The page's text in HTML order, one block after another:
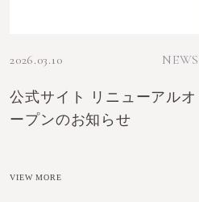
2026.03.10 NEWS
公式サイト リニューアルオ
ープンのお知らせ
VIEW MORE